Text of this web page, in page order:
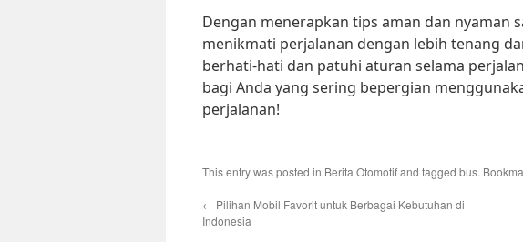
Dengan menerapkan tips aman dan nyaman
menikmati perjalanan dengan lebih tenang
berhati-hati dan patuhi aturan selama
bagi Anda yang sering bepergian
perjalanan!
This entry was posted in Berita Otomotifand tagged bus.
← Pilihan Mobil Favorit untuk Berbagai Kebutuhan di
Indonesia